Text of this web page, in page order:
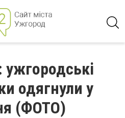
одягнули у
(ФОТО)